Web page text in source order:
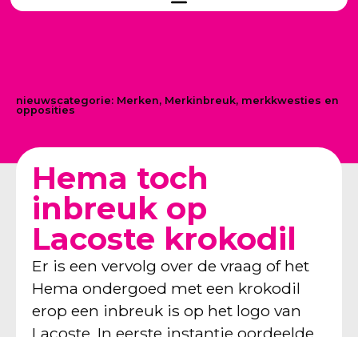
nieuwscategorie: Merken, Merkinbreuk, merkkwesties en
opposities
Hema toch
inbreuk op
Lacoste krokodil
Er is een vervolg over de vraag of het
Hema ondergoed met een krokodil
erop een inbreuk is op het logo van
Lacoste. In eerste instantie oordeelde